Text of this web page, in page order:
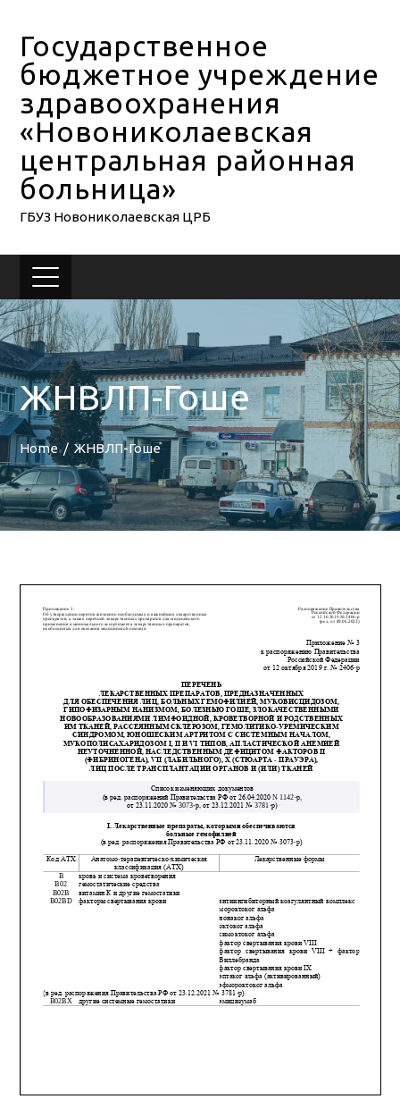
Государственное
бюджетное учреждение
здравоохранения
«Новониколаевская
центральная районная
больница»
ГБУЗ Новониколаевская ЦРБ
ЖНВЛП-Гоше
Home ЖНВЛП-Гоше